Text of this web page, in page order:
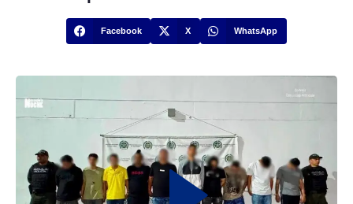
Facebook X WhatsApp